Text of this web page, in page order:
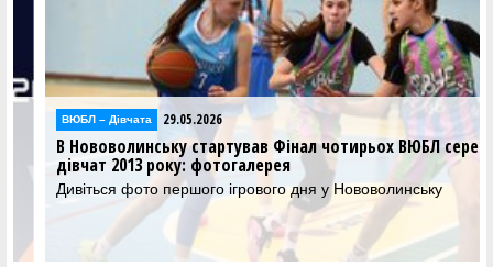
ВЮБЛ – Дiвчата 29.05.2026
В Нововолинську стартував Фінал чотирьох ВЮБЛ серед
дівчат 2013 року: фотогалерея
Дивіться фото першого ігрового дня у Нововолинську